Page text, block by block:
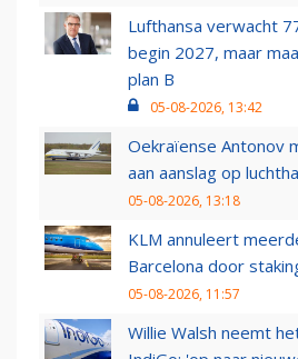
Lufthansa verwacht
begin 2027, maar
plan B
05-08-2026, 13:42
Oekraïense Antonov
aan aanslag op
05-08-2026, 13:18
KLM annuleert
Barcelona door
05-08-2026, 11:57
Willie Walsh neemt